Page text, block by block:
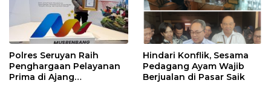
Polres Seruyan Raih
Penghargaan Pelayanan
Prima di Ajang
Hindari Konflik, Sesama
Pedagang Ayam Wajib
Berjualan di Pasar Saik